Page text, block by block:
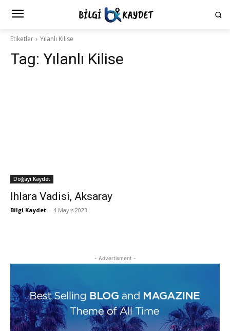
Etiketler Yılanlı Kilise
Tag: Yılanlı Kilise
Doğayı Kaydet
Ihlara Vadisi, Aksaray
Bilgi Kaydet - 4 Mayıs 2023
- Advertisment -